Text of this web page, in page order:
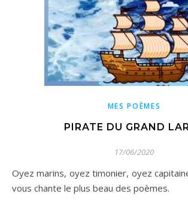
MES POÈMES
PIRATE DU GRAND
17/06/2020
Oyez marins, oyez timonier, oyez capitaine! Ce jourd'hui, je
vous chante le plus beau des poèmes.